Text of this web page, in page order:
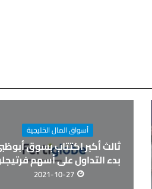
أسواق المال الخليجية
ثالث أكبر اكتتاب بسوق
بدء التداول على أسهم
2021-10-27